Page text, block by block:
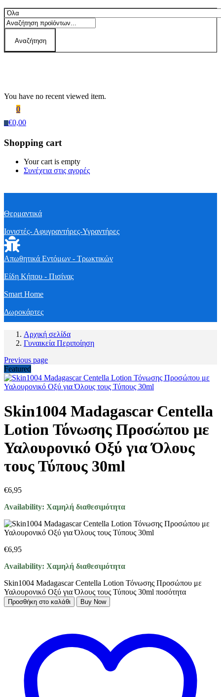
Αναζήτηση
You have no recent viewed item.
0
€0,00
Shopping cart
Your cart is empty
Συνέχεια στις αγορές
Θερμαντικά
Ιονιστές- Αφυγραντήρες-Υγραντήρες
Απωθητικά Εντόμων - Τρωκτικών
Είδη Κήπου - Πισίνας
Smart Home
Δωροκάρτες
Αρχική σελίδα
Γυναικεία Περιποίηση
Previous page
Featured
Skin1004 Madagascar Centella
Lotion Τόνωσης Προσώπου με
Υαλουρονικό Οξύ για Όλους
τους Τύπους 30ml
€6,95
Availability: Χαμηλή διαθεσιμότητα
€6,95
Availability: Χαμηλή διαθεσιμότητα
Skin1004 Madagascar Centella Lotion Τόνωσης Προσώπου με
Υαλουρονικό Οξύ για Όλους τους Τύπους 30ml ποσότητα
Προσθήκη στο καλάθι Buy Now